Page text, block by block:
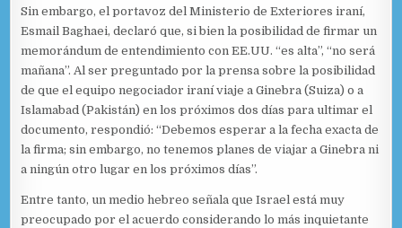
Sin embargo, el portavoz del Ministerio de Exteriores iraní,
Esmail Baghaei, declaró que, si bien la posibilidad de firmar un
memorándum de entendimiento con EE.UU. “es alta”, “no será
mañana”. Al ser preguntado por la prensa sobre la posibilidad
de que el equipo negociador iraní viaje a Ginebra (Suiza) o a
Islamabad (Pakistán) en los próximos dos días para ultimar el
documento, respondió: “Debemos esperar a la fecha exacta de
la firma; sin embargo, no tenemos planes de viajar a Ginebra ni
a ningún otro lugar en los próximos días”.
Entre tanto, un medio hebreo señala que Israel está muy
preocupado por el acuerdo considerando lo más inquietante